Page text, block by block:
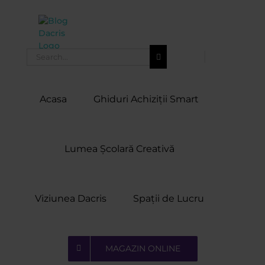
Acasa Ghiduri Achiziții Smart
Lumea Școlară Creativă
Viziunea Dacris Spații de Lucru
MAGAZIN ONLINE